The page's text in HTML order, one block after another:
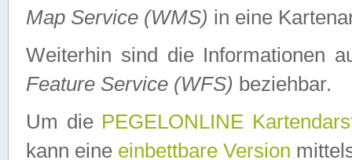
Map Service (WMS) in eine
Weiterhin sind die Informationen
Feature Service (WFS) beziehbar.
Um die PEGELONLINE
kann eine einbettbare Version